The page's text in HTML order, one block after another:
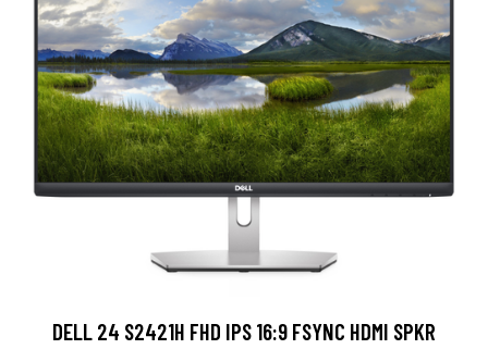
DELL 24 S2421H FHD IPS 16:9 FSYNC HDMI SPKR